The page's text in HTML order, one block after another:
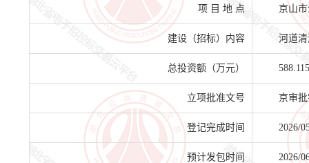
项 目 地 点 京山
建设（招标）内容 河道
总投资额（万元）
立项批准文号 京审
登记完成时间 2026/
预计发包时间 2026/